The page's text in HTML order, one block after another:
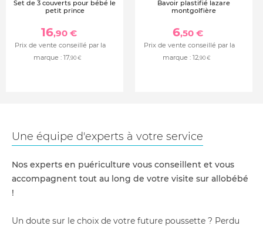
Set de 3 couverts pour bébé le
petit prince
16,90 €
Prix de vente conseillé par la
marque : 17,90 €
Bavoir plastifié lazare
montgolfière
6,50 €
Prix de vente conseillé par la
marque : 12,90 €
Une équipe d'experts à votre service
Nos experts en puériculture vous conseillent et vous
accompagnent tout au long de votre visite sur allobébé
!
Un doute sur le choix de votre future poussette ? Perdu